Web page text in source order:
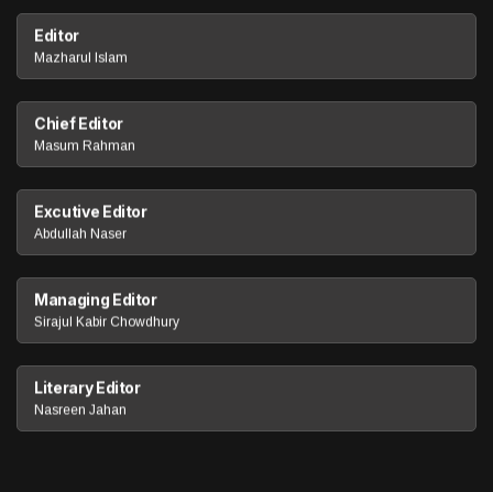
Editor
Mazharul Islam
Chief Editor
Masum Rahman
Excutive Editor
Abdullah Naser
Managing Editor
Sirajul Kabir Chowdhury
Literary Editor
Nasreen Jahan